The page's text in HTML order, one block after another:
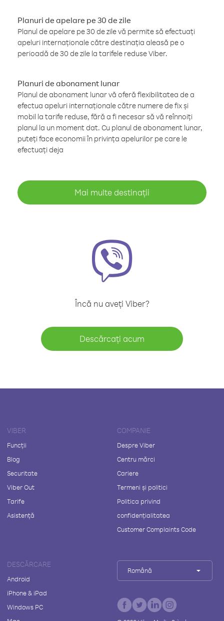
Planuri de apelare pe 30 de zile
Planul de apelare pe 30 de zile vă permite să efectuați
apeluri internaționale către destinația aleasă pe o
perioadă de 30 de zile la tarifele reduse Viber.
Planuri de abonament lunar
Planul de abonament lunar vă oferă flexibilitatea de a
efectua apeluri internaționale către numere de fix și
mobil la tarife reduse, fără a fi necesar să vă reînnoiți
planul la un moment dat. Cu planul de abonament lunar,
puteți face economii în privința apelurilor pe care le
efectuați deja
Mai multe destinații
Încă nu aveți Viber?
Descărcați acum
VIBER
Funcții
Blog
Securitate
Viber Out
Tarife
Asistență
COMPANIE
Despre Viber
Centru mărci
Cariere
Termeni și politici
Politica privind
confidențialitatea
Customer Complaints Code
DESCĂRCARE
Android
iPhone & iPad
Windows PC
Română